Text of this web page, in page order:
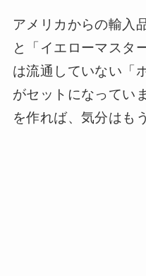
アメリカからの輸入
と「イエローマスタ
は流通していない「
がセットになってい
を作れば、気分はも